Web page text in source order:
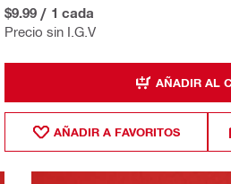
Precio sin I.G.V
$9.99 / 1 cada
AÑADIR AL
AÑADIR A FAVORITOS